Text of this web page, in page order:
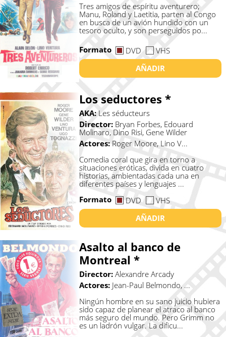
Tres amigos de espíritu aventurero;
Manu, Roland y Laetitia, parten al Congo
en busca de un avión hundido con un
tesoro oculto, y son perseguidos po...
Formato
DVD
VHS
AÑADIR
Los seductores *
AKA:Les séducteurs
Director: Bryan Forbes, Edouard
Molinaro, Dino Risi, Gene Wilder
Actores: Roger Moore, Lino V...
Comedia coral que gira en torno a
situaciones eróticas, divida en cuatro
historias, ambientadas cada una en
diferentes países y lenguajes ...
Formato
DVD
VHS
AÑADIR
Asalto al banco de
Montreal *
Director: Alexandre Arcady
Actores: Jean-Paul Belmondo, ...
Ningún hombre en su sano juicio hubiera
sido capaz de planear el atraco al banco
más seguro del mundo. Pero Grimm no
es un ladrón vulgar. La dificu...